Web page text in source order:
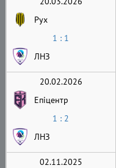
Рух
1 : 1
ЛНЗ
20.02.2026
Епіцентр
1 : 2
ЛНЗ
02.11.2025